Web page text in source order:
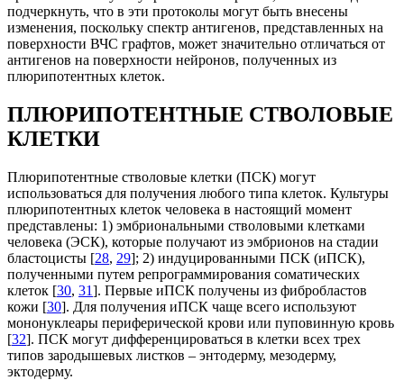
подчеркнуть, что в эти протоколы могут быть внесены
изменения, поскольку спектр антигенов, представленных на
поверхности ВЧС графтов, может значительно отличаться от
антигенов на поверхности нейронов, полученных из
плюрипотентных клеток.
ПЛЮРИПОТЕНТНЫЕ СТВОЛОВЫЕ
КЛЕТКИ
Плюрипотентные стволовые клетки (ПСК) могут
использоваться для получения любого типа клеток. Культуры
плюрипотентных клеток человека в настоящий момент
представлены: 1) эмбриональными стволовыми клетками
человека (ЭСК), которые получают из эмбрионов на стадии
бластоцисты [28, 29]; 2) индуцированными ПСК (иПСК),
полученными путем репрограммирования соматических
клеток [30, 31]. Первые иПСК получены из фибробластов
кожи [30]. Для получения иПСК чаще всего используют
мононуклеары периферической крови или пуповинную кровь
[32]. ПСК могут дифференцироваться в клетки всех трех
типов зародышевых листков – энтодерму, мезодерму,
эктодерму.